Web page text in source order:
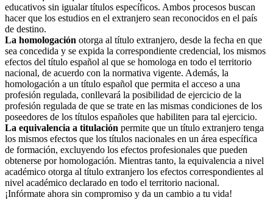
educativos sin igualar títulos específicos. Ambos procesos buscan
hacer que los estudios en el extranjero sean reconocidos en el país
de destino.
La homologación otorga al título extranjero, desde la fecha en que
sea concedida y se expida la correspondiente credencial, los mismos
efectos del título español al que se homologa en todo el territorio
nacional, de acuerdo con la normativa vigente. Además, la
homologación a un título español que permita el acceso a una
profesión regulada, conllevará la posibilidad de ejercicio de la
profesión regulada de que se trate en las mismas condiciones de los
poseedores de los títulos españoles que habiliten para tal ejercicio.
La equivalencia a titulación permite que un título extranjero tenga
los mismos efectos que los títulos nacionales en un área específica
de formación, excluyendo los efectos profesionales que pueden
obtenerse por homologación. Mientras tanto, la equivalencia a nivel
académico otorga al título extranjero los efectos correspondientes al
nivel académico declarado en todo el territorio nacional.
¡Infórmate ahora sin compromiso y da un cambio a tu vida!